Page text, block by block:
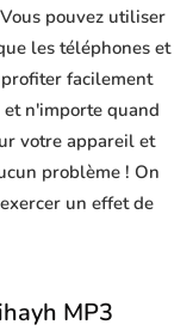
pouvez utiliser
les téléphones et
facilement
et n'importe quand
votre appareil et
problème ! On
un effet de
MP3